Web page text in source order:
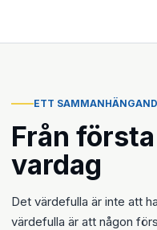
ETT
Från
vardag
Det värdefulla är inte att
värdefulla är att någon